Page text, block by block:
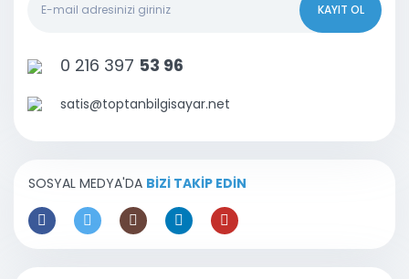
KAYIT OL
0 216 397 53 96
satis@toptanbilgisayar.net
SOSYAL MEDYA'DA BİZİ TAKİP EDİN